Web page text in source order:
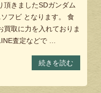
頂きましたSDガンダム
フビ となります。 食
買取に力を入れておりま
査定などで …
続きを読む